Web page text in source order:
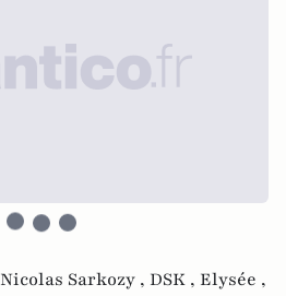
Nicolas Sarkozy , DSK , Elysée ,